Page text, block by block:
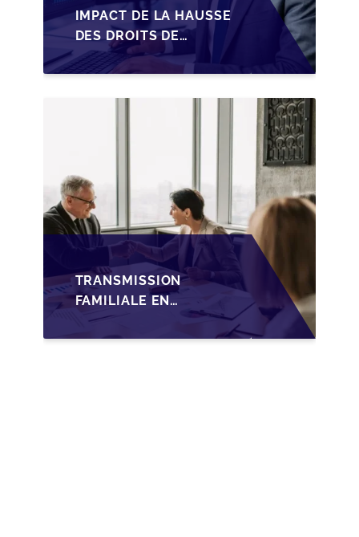
IMPACT DE LA HAUSSE
DES DROITS DE
SUCCESSION EN
WALLONIE SUR LA
TRANSMISSION
TRANSMISSION
FAMILIALE EN
WALLONIE :
NOUVELLES